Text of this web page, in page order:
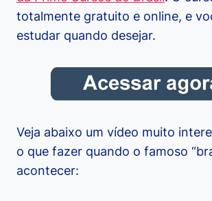
totalmente gratuito e online, e
estudar quando desejar.
Veja abaixo um vídeo muito
o que fazer quando o famoso
acontecer: